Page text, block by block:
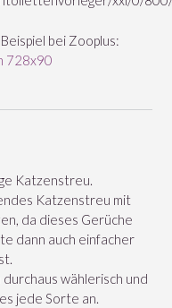
bei Zooplus:
Katzenstreu.
Katzenstreu mit
da dieses Gerüche
dann auch einfacher
wählerisch und
jede Sorte an.